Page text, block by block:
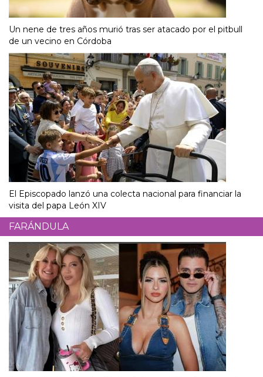
Un nene de tres años murió tras ser atacado por el pitbull
de un vecino en Córdoba
El Episcopado lanzó una colecta nacional para financiar la
visita del papa León XIV
FARÁNDULA